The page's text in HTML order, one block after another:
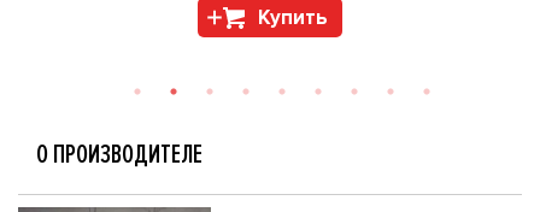
Купить
О ПРОИЗВОДИТЕЛЕ